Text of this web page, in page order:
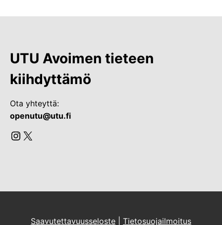
UTU Avoimen tieteen
kiihdyttämö
Ota yhteyttä:
openutu@utu.fi
Instagram
X
Saavutettavuusseloste Tietosuojailmoitus